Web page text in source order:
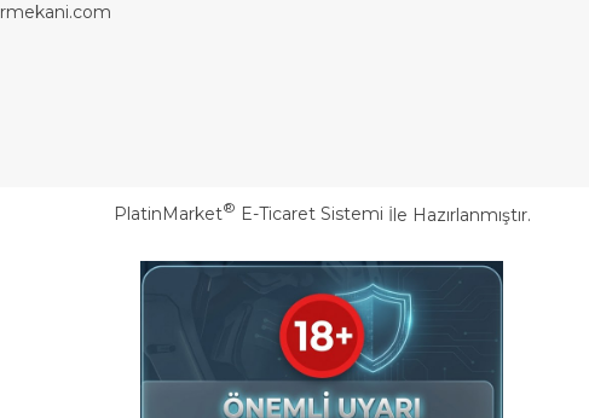
PlatinMarket® E-Ticaret Sistemi İle Hazırlanmıştır.